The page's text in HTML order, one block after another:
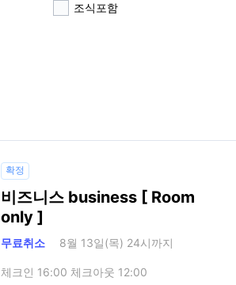
조식포함
확정
비즈니스 business [ Room
only ]
무료취소 8월 13일(목) 24시까지
체크인 16:00 체크아웃 12:00